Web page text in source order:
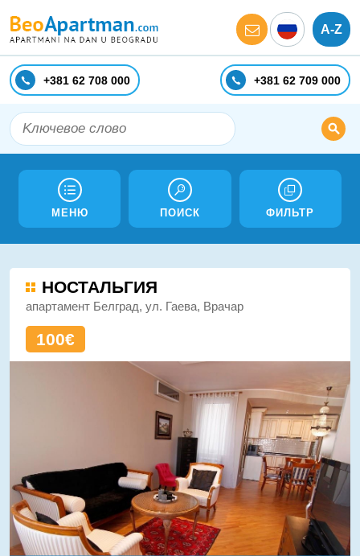
A-Z
+381 62 708 000 +381 62 709 000
МЕНЮ ПОИСК ФИЛЬТР
НОСТАЛЬГИЯ
апартамент Белград, ул. Гаева, Врачар
100€